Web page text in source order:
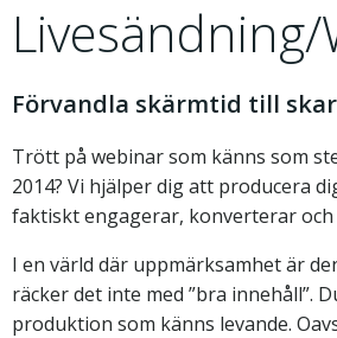
Förvandla skärmtid till
Trött på webinar som känns som
2014? Vi hjälper dig att producera
faktiskt engagerar, konverterar
I en värld där uppmärksamhet är
räcker det inte med ”bra innehåll”.
produktion som känns levande.